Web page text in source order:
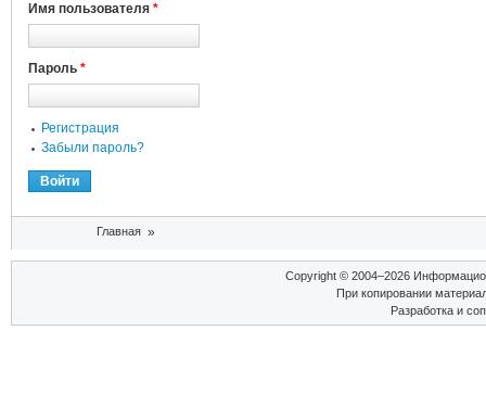
Имя пользователя *
Пароль *
Регистрация
Забыли пароль?
Главная »
Copyright © 2004–2026
При копировании
Разработка и